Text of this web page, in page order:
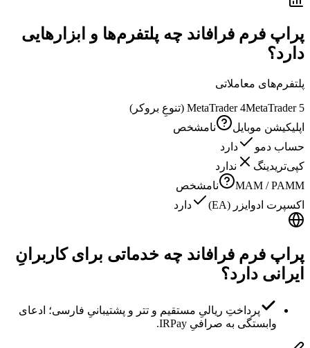
پراپ فرم فرافاند چه پلتفرم‌ها و ابزارهایی
دارد؟
پلتفرم‌های معاملاتی
MetaTrader 4MetaTrader 5 (تنوعِ بروکر)
اپلیکیشن موبایل
نامشخص
حساب دمو
دارد
کپی‌تریدینگ
ندارد
MAM / PAMM
نامشخص
اکسپرت ادوایزر (EA)
دارد
پراپ فرم فرافاند چه خدماتی برای کاربرانِ
ایرانی دارد؟
پرداختِ ریالیِ مستقیم و تتر و پشتیبانیِ فارسی؛ ادعای
وابستگی به صرافیِ IRPay.